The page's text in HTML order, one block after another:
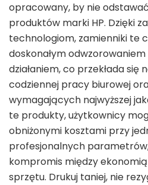
opracowany, by nie
produktów marki HP. Dzięki
technologiom, zamienniki te
doskonałym
działaniem, co przekłada się
codziennej pracy biurowej
wymagających najwyższej
te produkty, użytkownicy
obniżonymi kosztami przy
profesjonalnych
kompromis między
sprzętu. Drukuj taniej, nie